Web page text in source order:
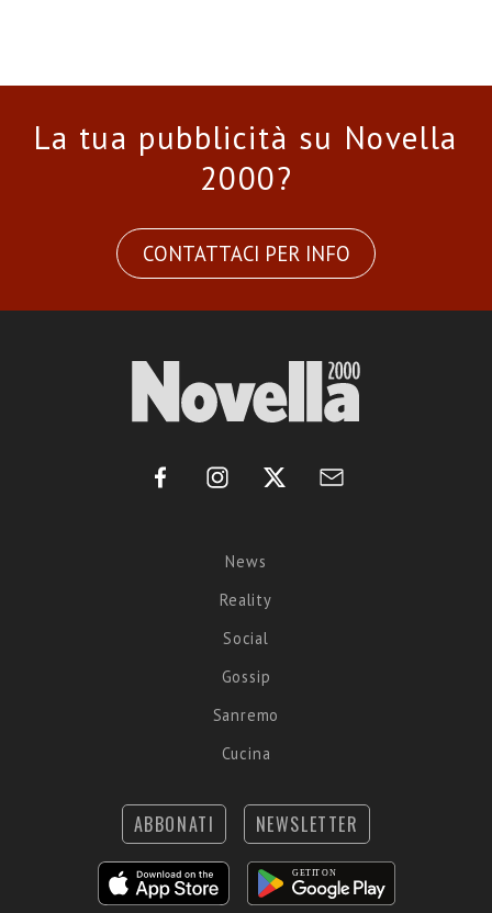
La tua pubblicità su Novella
2000?
CONTATTACI PER INFO
News
Reality
Social
Gossip
Sanremo
Cucina
ABBONATI NEWSLETTER